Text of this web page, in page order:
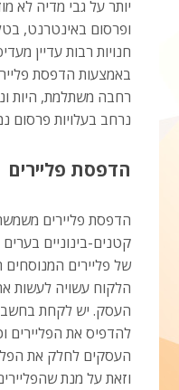
יותר על גבי מדיה לא
ופרסום באינטרנט,
חנויות רבות עדיין
באמצעות הדפסת
רחבה משתלמת, היות
נרחב בעלויות פרסום
הדפסת פליירים
הדפסת פליירים
קטנים-בינוניים
של פליירים
הלקוח עשויה לעשות
העסק. יש לקחת
להדפיס את הפליירים
העסקים לחלק את
וזאת על מנת